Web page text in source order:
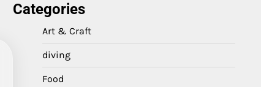
Categories
Art & Craft
diving
Food